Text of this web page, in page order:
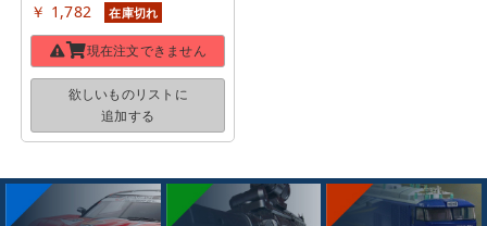
￥ 1,782 在庫切れ
現在注文できません
欲しいものリストに
追加する